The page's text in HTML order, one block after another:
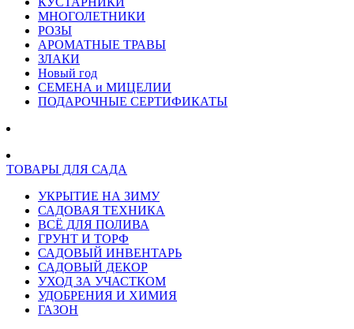
МНОГОЛЕТНИКИ
РОЗЫ
АРОМАТНЫЕ ТРАВЫ
ЗЛАКИ
Новый год
СЕМЕНА и МИЦЕЛИИ
ПОДАРОЧНЫЕ СЕРТИФИКАТЫ
ТОВАРЫ ДЛЯ САДА
УКРЫТИЕ НА ЗИМУ
САДОВАЯ ТЕХНИКА
ВСЁ ДЛЯ ПОЛИВА
ГРУНТ И ТОРФ
САДОВЫЙ ИНВЕНТАРЬ
САДОВЫЙ ДЕКОР
УХОД ЗА УЧАСТКОМ
УДОБРЕНИЯ И ХИМИЯ
ГАЗОН